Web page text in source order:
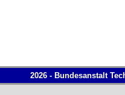
2026 - Bundesanstalt